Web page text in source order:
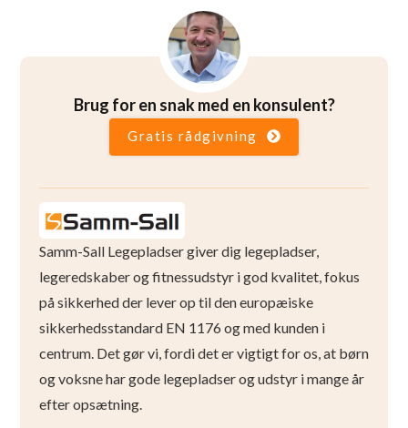
Brug for en snak med en konsulent?
Gratis rådgivning
Samm-Sall Legepladser giver dig legepladser,
legeredskaber og fitnessudstyr i god kvalitet, fokus
på sikkerhed der lever op til den europæiske
sikkerhedsstandard EN 1176 og med kunden i
centrum. Det gør vi, fordi det er vigtigt for os, at børn
og voksne har gode legepladser og udstyr i mange år
efter opsætning.